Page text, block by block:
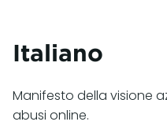
Italiano
Manifesto della visione
abusi online.